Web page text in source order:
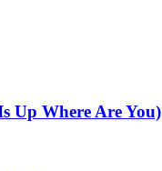
Up Where Are You)